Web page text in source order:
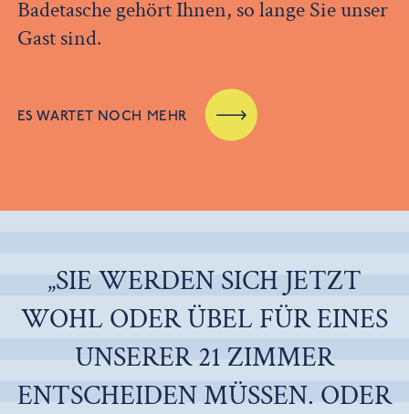
Badetasche gehört Ihnen, so lange Sie unser
Gast sind.
ES WARTET NOCH MEHR
„SIE WERDEN SICH JETZT
WOHL ODER ÜBEL FÜR EINES
UNSERER 21 ZIMMER
ENTSCHEIDEN MÜSSEN. ODER